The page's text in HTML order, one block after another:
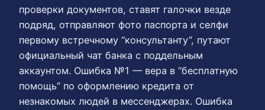
проверки документов, ставят галочки везде
подряд, отправляют фото паспорта и селфи
первому встречному “консультанту”, путают
официальный чат банка с поддельным
аккаунтом. Ошибка №1 — вера в “бесплатную
помощь” по оформлению кредита от
незнакомых людей в мессенджерах. Ошибка